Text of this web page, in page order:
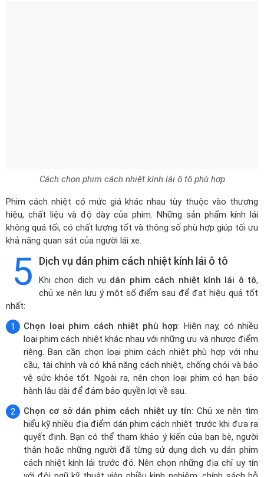
Cách chọn phim cách nhiệt kính lái ô tô phù hợp
Phim cách nhiệt có mức giá khác nhau tùy thuộc vào thương
hiệu, chất liệu và độ dày của phim. Những sản phẩm kính lái
không quá tối, có chất lượng tốt và thông số phù hợp giúp tối ưu
khả năng quan sát của người lái xe.
5 Dịch vụ dán phim cách nhiệt kính lái ô tô
Khi chọn dịch vụ dán phim cách nhiệt kính lái ô tô,
chủ xe nên lưu ý một số điểm sau để đạt hiệu quả tốt
nhất:
Chọn loại phim cách nhiệt phù hợp: Hiện nay, có nhiều
loại phim cách nhiệt khác nhau với những ưu và nhược điểm
riêng. Bạn cần chọn loại phim cách nhiệt phù hợp với nhu
cầu, tài chính và có khả năng cách nhiệt, chống chói và bảo
vệ sức khỏe tốt. Ngoài ra, nên chọn loại phim có hạn bảo
hành lâu dài để đảm bảo quyền lợi về sau.
Chọn cơ sở dán phim cách nhiệt uy tín: Chủ xe nên tìm
hiểu kỹ nhiều địa điểm dán phim cách nhiệt trước khi đưa ra
quyết định. Bạn có thể tham khảo ý kiến của bạn bè, người
thân hoặc những người đã từng sử dụng dịch vụ dán phim
cách nhiệt kính lái trước đó. Nên chọn những địa chỉ uy tín